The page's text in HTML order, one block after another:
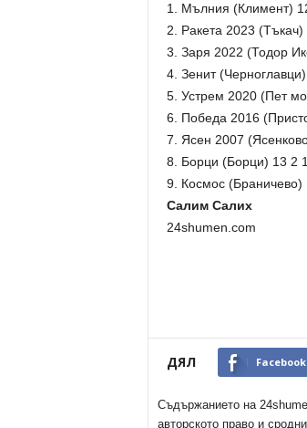
1. Мълния (Климент)
2. Ракета 2023
3. Заря 2022 (Тодор
4. Зенит
5. Устрем 2020 (Пет
6. Победа 2016
7. Ясен 2007
8. Борци (Борци) 13 2
9. Космос
Салим Салих
24shumen.com
ДЯЛ Facebook
Съдържанието на
авторското право и